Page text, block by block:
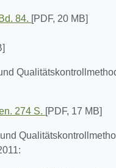
84. [PDF, 20 MB]
274 S. [PDF, 17 MB]